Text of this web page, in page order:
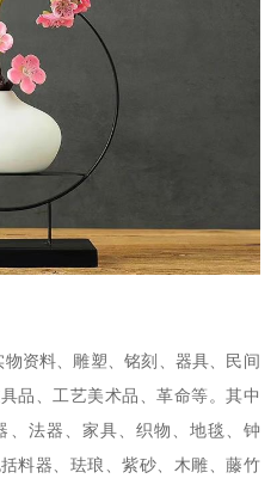
资料、雕塑、铭刻、器具、民间
品、工艺美术品、革命等。其中
、法器、家具、织物、地毯、钟
料器、珐琅、紫砂、木雕、藤竹